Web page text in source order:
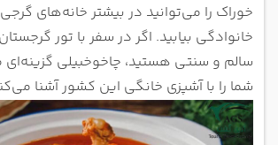
خوراک را می‌توانید در بیشتر خانه‌های
خانوادگی بیابید. اگر در سفر با تور
سالم و سنتی هستید، چاخوخبیلی
شما را با آشپزی خانگی این کشور آشنا